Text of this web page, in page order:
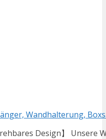
Wandhalterung,
Design】 Unsere